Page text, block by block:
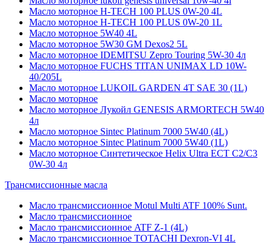
Масло моторное H-TECH 100 PLUS 0W-20 4L
Масло моторное H-TECH 100 PLUS 0W-20 1L
Масло моторное 5W40 4L
Масло моторное 5W30 GM Dexos2 5L
Масло моторное IDEMITSU Zepro Touring 5W-30 4л
Масло моторное FUCHS TITAN UNIMAX LD 10W-
40/205L
Масло моторное LUKOIL GARDEN 4Т SAE 30 (1L)
Масло моторное
Масло моторное Лукойл GENESIS ARMORTECH 5W40
4л
Масло моторное Sintec Platinum 7000 5W40 (4L)
Масло моторное Sintec Platinum 7000 5W40 (1L)
Масло моторное Синтетическое Helix Ultra ECT C2/C3
0W-30 4л
Трансмиссионные масла
Масло трансмиссионное Motul Multi ATF 100% Sunt.
Масло трансмиссионное
Масло трансмиссионное ATF Z-1 (4L)
Масло трансмиссионное TOTACHI Dexron-VI 4L